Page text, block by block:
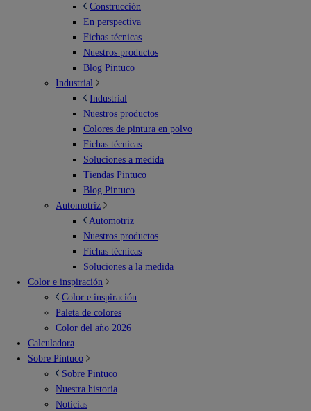
Construcción
En perspectiva
Fichas técnicas
Nuestros productos
Blog Pintuco
Industrial
Industrial
Nuestros productos
Colores de pintura en polvo
Fichas técnicas
Soluciones a medida
Tiendas Pintuco
Blog Pintuco
Automotriz
Automotriz
Nuestros productos
Fichas técnicas
Soluciones a la medida
Color e inspiración
Color e inspiración
Paleta de colores
Color del año 2026
Calculadora
Sobre Pintuco
Sobre Pintuco
Nuestra historia
Noticias